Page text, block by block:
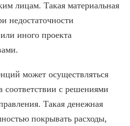
лицам. Такая материальная
недостаточности
иного проекта
может осуществляться
соответствии с решениями
Такая денежная
покрывать расходы,